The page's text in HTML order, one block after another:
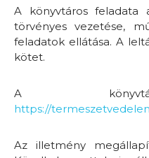
A könyvtáros feladata
törvényes vezetése,
feladatok ellátása. A
kötet.
A
https://
Az illetmény